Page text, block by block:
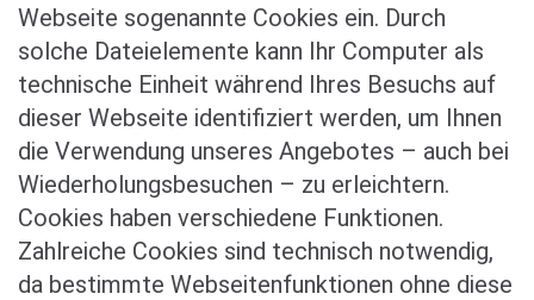
Webseite sogenannte Cookies ein. Durch
solche Dateielemente kann Ihr Computer als
technische Einheit während Ihres Besuchs auf
dieser Webseite identifiziert werden, um Ihnen
die Verwendung unseres Angebotes – auch bei
Wiederholungsbesuchen – zu erleichtern.
Cookies haben verschiedene Funktionen.
Zahlreiche Cookies sind technisch notwendig,
da bestimmte Webseitenfunktionen ohne diese